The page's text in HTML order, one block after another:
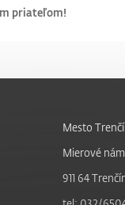
priateľom!
Mesto
Mierové
911 64